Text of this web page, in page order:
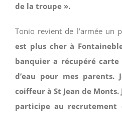
de la troupe ».
Tonio revient de l’armée un
est plus cher à
banquier a récupéré
d’eau pour mes parents.
coiffeur à St Jean de
participe au recrutement